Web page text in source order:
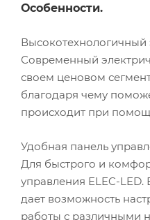
Особенности.
Высокотехнологичный
Современный
своем ценовом
благодаря чему
происходит при
Удобная панель
Для быстрого и
управления ELEC-
дает возможность
работы с